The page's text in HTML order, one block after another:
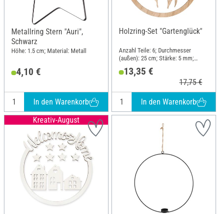
Metallring Stern "Auri",
Schwarz
Höhe: 1.5 cm; Material: Metall
4,10 €
In den Warenkorb
Holzring-Set "Gartenglück"
Anzahl Teile: 6; Durchmesser
(außen): 25 cm; Stärke: 5 mm;
Material: Holz
13,35 €
17,75 €
In den Warenkorb
Kreativ-August